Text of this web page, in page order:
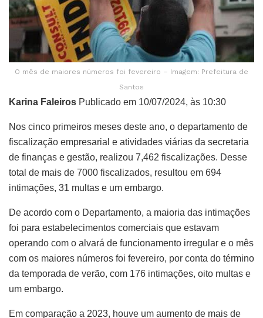
O mês de maiores números foi fevereiro – Imagem: Prefeitura de
Santos
Karina Faleiros Publicado em 10/07/2024, às 10:30
Nos cinco primeiros meses deste ano, o departamento de
fiscalização empresarial e atividades viárias da secretaria
de finanças e gestão, realizou 7,462 fiscalizações. Desse
total de mais de 7000 fiscalizados, resultou em 694
intimações, 31 multas e um embargo.
De acordo com o Departamento, a maioria das intimações
foi para estabelecimentos comerciais que estavam
operando com o alvará de funcionamento irregular e o mês
com os maiores números foi fevereiro, por conta do término
da temporada de verão, com 176 intimações, oito multas e
um embargo.
Em comparação a 2023, houve um aumento de mais de